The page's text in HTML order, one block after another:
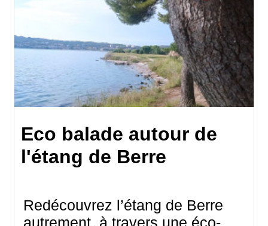
Eco balade autour de
l'étang de Berre
Redécouvrez l’étang de Berre
autrement, à travers une éco-